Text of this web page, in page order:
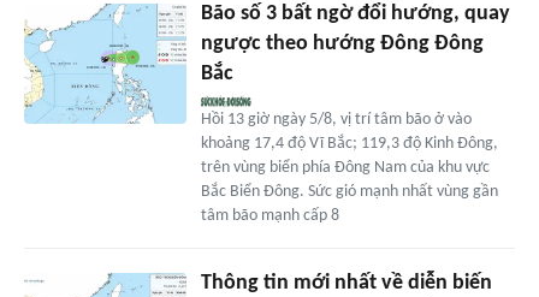
Bão số 3 bất ngờ đổi hướng, quay
ngược theo hướng Đông Đông
Bắc
Hồi 13 giờ ngày 5/8, vị trí tâm bão ở vào
khoảng 17,4 độ Vĩ Bắc; 119,3 độ Kinh Đông,
trên vùng biển phía Đông Nam của khu vực
Bắc Biển Đông. Sức gió mạnh nhất vùng gần
tâm bão mạnh cấp 8
Thông tin mới nhất về diễn biến